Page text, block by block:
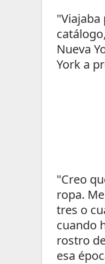
Nueva
York a
"Creo
ropa.
tres o
cuando
rostro
esa